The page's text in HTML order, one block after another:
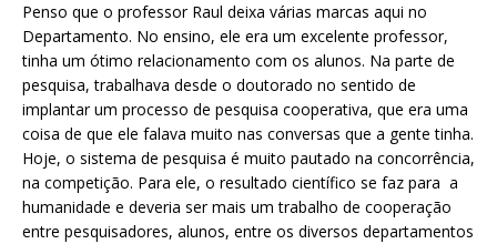
Penso que o professor Raul deixa várias marcas aqui no
Departamento. No ensino, ele era um excelente professor,
tinha um ótimo relacionamento com os alunos. Na parte de
pesquisa, trabalhava desde o doutorado no sentido de
implantar um processo de pesquisa cooperativa, que era uma
coisa de que ele falava muito nas conversas que a gente tinha.
Hoje, o sistema de pesquisa é muito pautado na concorrência,
na competição. Para ele, o resultado científico se faz para a
humanidade e deveria ser mais um trabalho de cooperação
entre pesquisadores, alunos, entre os diversos departamentos